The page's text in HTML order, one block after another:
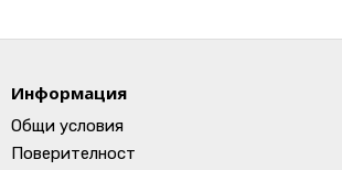
Информация
Общи условия
Поверителност